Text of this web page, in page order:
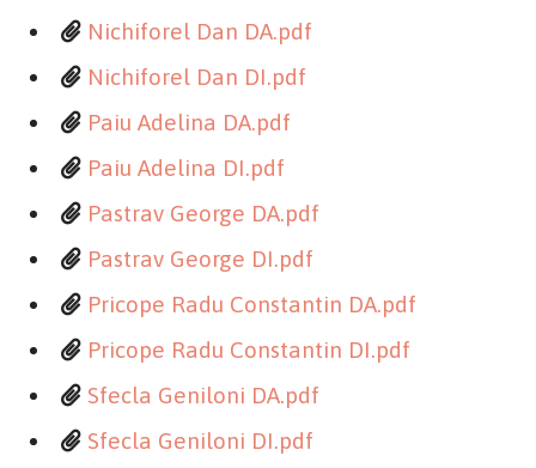
Nichiforel Dan DA.pdf
Nichiforel Dan DI.pdf
Paiu Adelina DA.pdf
Paiu Adelina DI.pdf
Pastrav George DA.pdf
Pastrav George DI.pdf
Pricope Radu Constantin DA.pdf
Pricope Radu Constantin DI.pdf
Sfecla Geniloni DA.pdf
Sfecla Geniloni DI.pdf